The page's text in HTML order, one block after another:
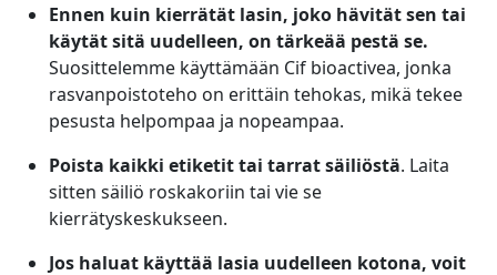
Ennen kuin kierrätät lasin, joko hävität sen tai
käytät sitä uudelleen, on tärkeää pestä se.
Suosittelemme käyttämään Cif bioactivea, jonka
rasvanpoistoteho on erittäin tehokas, mikä tekee
pesusta helpompaa ja nopeampaa.
Poista kaikki etiketit tai tarrat säiliöstä. Laita
sitten säiliö roskakoriin tai vie se
kierrätyskeskukseen.
Jos haluat käyttää lasia uudelleen kotona, voit